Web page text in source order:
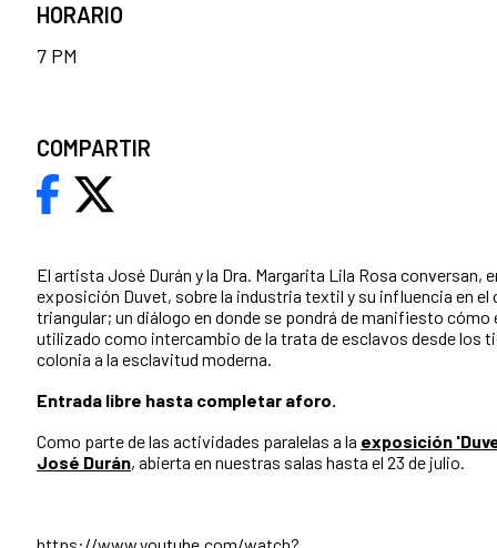
El artista José Durán y la Dra. Margarita Lila Rosa conversan,
exposición Duvet, sobre la industria textil y su influencia en el
triangular; un diálogo en donde se pondrá de manifiesto
utilizado como intercambio de la trata de esclavos desde los
colonia a la esclavitud moderna.
Entrada libre hasta completar aforo.
Como parte de las actividades paralelas a la exposición
José Durán, abierta en nuestras salas hasta el 23 de julio.
HORARIO
7 PM
COMPARTIR